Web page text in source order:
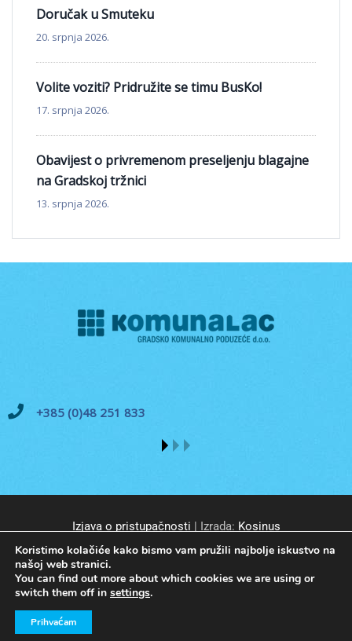
Doručak u Smuteku
20. srpnja 2026.
Volite voziti? Pridružite se timu BusKo!
17. srpnja 2026.
Obavijest o privremenom preseljenju blagajne
na Gradskoj tržnici
13. srpnja 2026.
+385 (0)48 251 833
Izjava o pristupačnosti | Izrada: Kosinus
© GKP Komunalac Koprivnica d.o.o. Sva prava pridržana.
Koristimo kolačiće kako bismo vam pružili najbolje iskustvo na
našoj web stranici.
You can find out more about which cookies we are using or
switch them off in settings.
Prihvaćam